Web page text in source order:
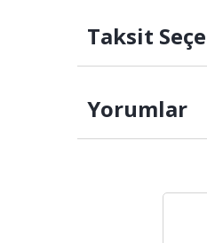
Taksit
Yorumlar